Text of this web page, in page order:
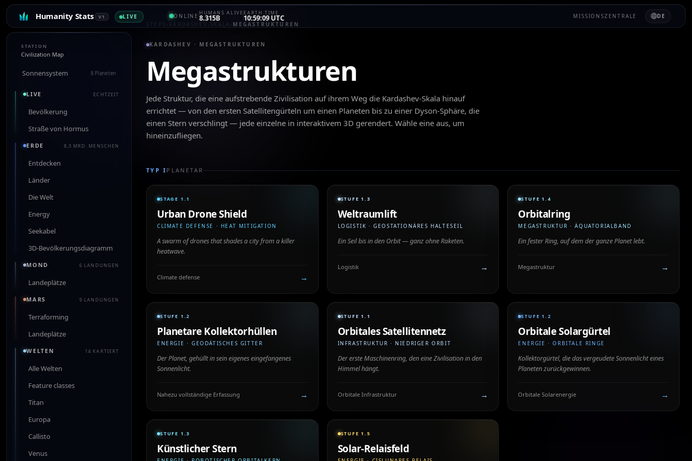
Humanity Stats V1 LIVE ONLINE HUMANS ALIVE
8.315B
EARTH TIME
10:59:09 UTC MISSIONSZENTRALE DE
STATION
Civilization Map
Sonnensystem 8 Planeten
LIVE ECHTZEIT
Bevölkerung
Straße von Hormus
ERDE 8,3 MRD. MENSCHEN
Entdecken
Länder
Die Welt
Energy
Seekabel
3D-Bevölkerungsdiagramm
MOND 6 LANDUNGEN
Landeplätze
MARS 9 LANDUNGEN
Terraforming
Landeplätze
WELTEN 14 KARTIERT
Alle Welten
Feature classes
Titan
Europa
Callisto
Venus
STEPS KARDASHEV-SKALA MEGASTRUKTUREN
KARDASHEV · MEGASTRUKTUREN
Megastrukturen
Jede Struktur, die eine aufstrebende Zivilisation auf ihrem Weg die Kardashev-Skala hinauf
errichtet — von den ersten Satellitengürteln um einen Planeten bis zu einer Dyson-Sphäre, die
einen Stern verschlingt — jede einzelne in interaktivem 3D gerendert. Wähle eine aus, um
hineinzufliegen.
TYP I PLANETAR
STAGE 1.1
Urban Drone Shield
CLIMATE DEFENSE · HEAT MITIGATION
A swarm of drones that shades a city from a killer
heatwave.
Climate defense →
STUFE 1.3
Weltraumlift
LOGISTIK · GEOSTATIONÄRES HALTESEIL
Ein Seil bis in den Orbit — ganz ohne Raketen.
Logistik →
STUFE 1.4
Orbitalring
MEGASTRUKTUR · ÄQUATORIALBAND
Ein fester Ring, auf dem der ganze Planet lebt.
Megastruktur →
STUFE 1.2
Planetare Kollektorhüllen
ENERGIE · GEODÄTISCHES GITTER
Der Planet, gehüllt in sein eigenes eingefangenes
Sonnenlicht.
Nahezu vollständige Erfassung →
STUFE 1.1
Orbitales Satellitennetz
INFRASTRUKTUR · NIEDRIGER ORBIT
Der erste Maschinenring, den eine Zivilisation in den
Himmel hängt.
Orbitale Infrastruktur →
STUFE 1.2
Orbitale Solargürtel
ENERGIE · ORBITALE RINGE
Kollektorgürtel, die das vergeudete Sonnenlicht eines
Planeten zurückgewinnen.
Orbitale Solarenergie →
STUFE 1.3
Künstlicher Stern
STUFE 1.5
Solar-Relaisfeld